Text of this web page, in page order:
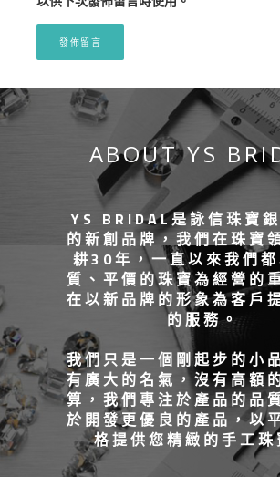
ABOUT YS
YS BRIDAL是詠信珠寶
的新創品牌，我們在珠寶
耕30年，一直以來我們
質、平價的珠寶為經營的
在以新品牌的形象為客戶
的服務。
我們只是一個剛起步的小
有廣大的名氣，沒有高額
算，我們專注於產品的品
於開發更優良的產品，以
格提供您精緻的手工珠